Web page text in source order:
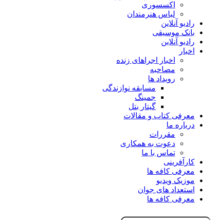
اکسسوری
لباس هنرمندان
رادیو آنلاین
بانک موسیقی
رادیو آنلاین
اخبار
اخبار اجراهای زنده
مصاحبه
رویداد ها
مسابقه نوازندگی
جمینگ
گیتار بتل
معرفی کتاب و مقالات
درباره ما
مقررات
دعوت به همکاری
تماس با ما
کارآفرینی
معرفی کافه ها
موزیک ویدیو
استعداد های جوان
معرفی کافه ها